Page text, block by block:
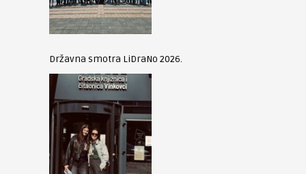
Državna smotra LiDraNo 2026.